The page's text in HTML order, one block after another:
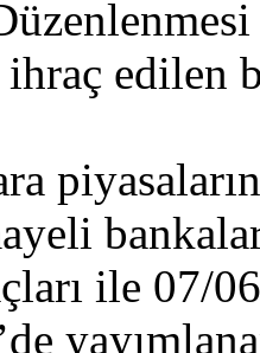
ihraç edilen
ile 07/